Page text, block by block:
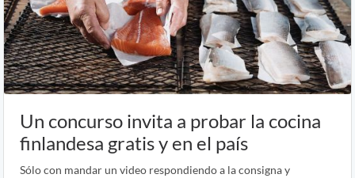
Un concurso invita a probar la cocina
finlandesa gratis y en el país
Sólo con mandar un video respondiendo a la consigna y